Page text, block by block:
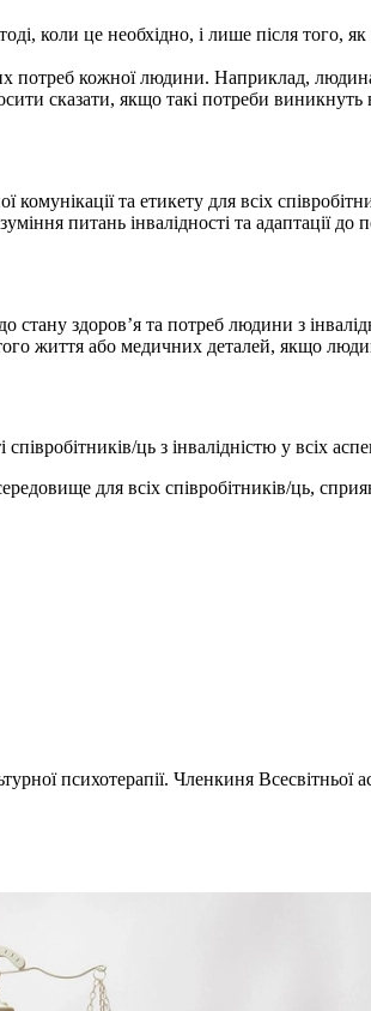
коли це необхідно, і лише після того,
потреб кожної людини. Наприклад,
сказати, якщо такі потреби виникнуть
комунікації та етикету для всіх
питань інвалідності та адаптації до
стану здоровʼя та потреб людини з
життя або медичних деталей, якщо
ць з інвалідністю у всіх
для всіх співробітників/ць,
психотерапії. Членкиня Всесвітньої